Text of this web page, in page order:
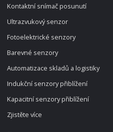
Kontaktní snímač posunutí
Ultrazvukový senzor
Fotoelektrické senzory
Barevné senzory
Automatizace skladů a logistiky
Indukční senzory přiblížení
Kapacitní senzory přiblížení
Zjistěte více